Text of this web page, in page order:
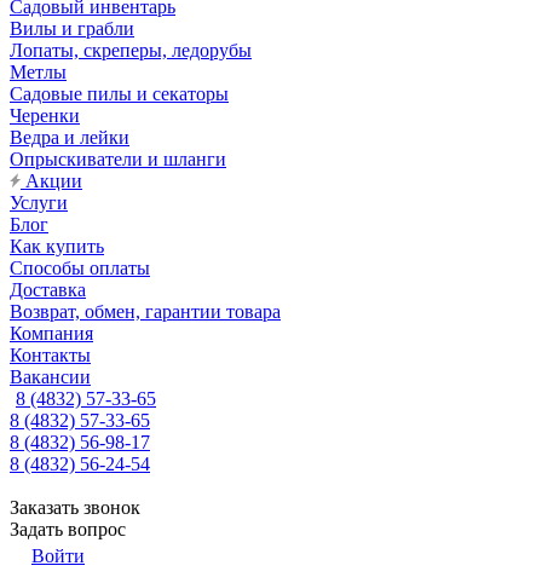
Садовый инвентарь
Вилы и грабли
Лопаты, скреперы, ледорубы
Метлы
Садовые пилы и секаторы
Черенки
Ведра и лейки
Опрыскиватели и шланги
Акции
Услуги
Блог
Как купить
Способы оплаты
Доставка
Возврат, обмен, гарантии товара
Компания
Контакты
Вакансии
8 (4832) 57-33-65
8 (4832) 57-33-65
8 (4832) 56-98-17
8 (4832) 56-24-54
Заказать звонок
Задать вопрос
Войти